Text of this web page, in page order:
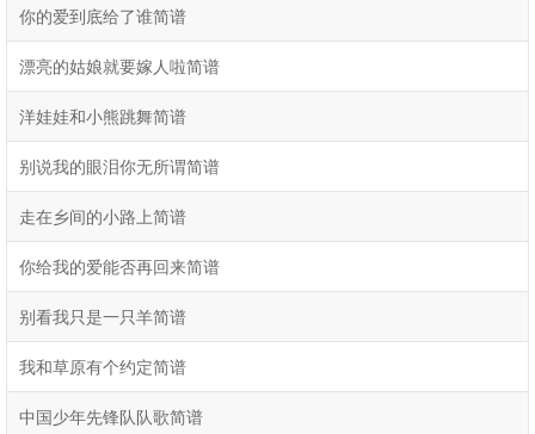
你的爱到底给了谁简谱
漂亮的姑娘就要嫁人啦简谱
洋娃娃和小熊跳舞简谱
别说我的眼泪你无所谓简谱
走在乡间的小路上简谱
你给我的爱能否再回来简谱
别看我只是一只羊简谱
我和草原有个约定简谱
中国少年先锋队队歌简谱